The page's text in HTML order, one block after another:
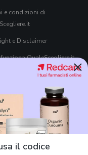
×
il codice
e condizioni di
e Disclaimer
QualeScegliere.it